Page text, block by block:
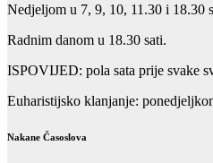
Nedjeljom u 7, 9, 10, 11.30 i 18.30
Radnim danom u 18.30 sati.
ISPOVIJED: pola sata prije svake
Euharistijsko klanjanje:
Nakane Časoslova